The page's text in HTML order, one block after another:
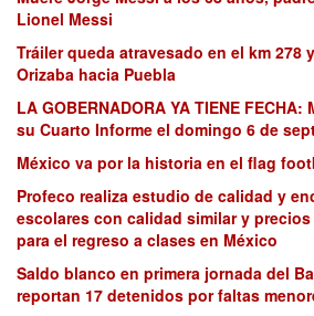
Lionel Messi
Tráiler queda atravesado en el km 278
Orizaba hacia Puebla
LA GOBERNADORA YA TIENE
su Cuarto Informe el domingo 6 de
México va por la historia en el flag
Profeco realiza estudio de calidad y
escolares con calidad similar y
para el regreso a clases en México
Saldo blanco en primera jornada del
reportan 17 detenidos por faltas